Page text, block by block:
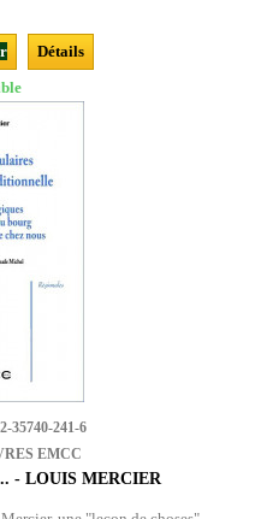
Détails
35740-241-6
EMCC
- LOUIS MERCIER